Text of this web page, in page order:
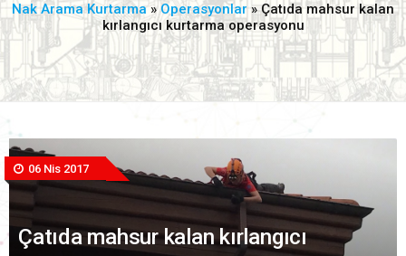
Nak Arama Kurtarma»Operasyonlar » Çatıda mahsur kalan
kırlangıcı kurtarma operasyonu
06 Nis 2017
Çatıda mahsur kalan kırlangıcı